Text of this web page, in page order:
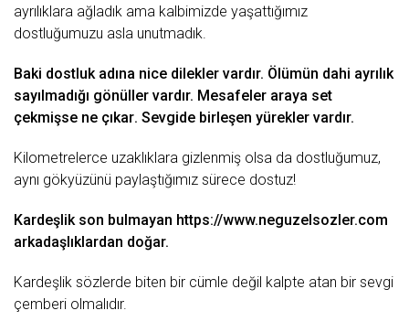
ayrılıklara ağladık ama kalbimizde yaşattığımız
dostluğumuzu asla unutmadık.
Baki dostluk adına nice dilekler vardır. Ölümün dahi ayrılık
sayılmadığı gönüller vardır. Mesafeler araya set
çekmişse ne çıkar. Sevgide birleşen yürekler vardır.
Kilometrelerce uzaklıklara gizlenmiş olsa da dostluğumuz,
aynı gökyüzünü paylaştığımız sürece dostuz!
Kardeşlik son bulmayan https://www.neguzelsozler.com
arkadaşlıklardan doğar.
Kardeşlik sözlerde biten bir cümle değil kalpte atan bir sevgi
çemberi olmalıdır.